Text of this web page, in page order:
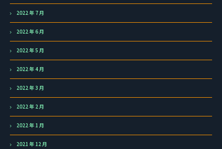
2022 年 7 月
2022 年 6 月
2022 年 5 月
2022 年 4 月
2022 年 3 月
2022 年 2 月
2022 年 1 月
2021 年 12 月